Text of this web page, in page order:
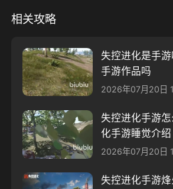
相关攻略
失控进化是手
手游作品吗
2026年07月20日
失控进化手游
化手游睡觉介绍
2026年07月20日
失控进化手游